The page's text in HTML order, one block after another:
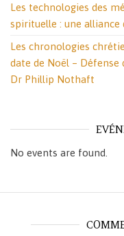
Les technologies des
spirituelle : une alliance
Les chronologies
date de Noël – Défense
Dr Phillip Nothaft
No events are found.